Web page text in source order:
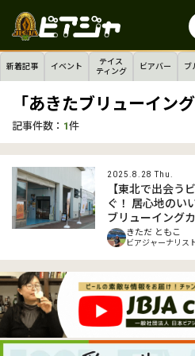
新着記事 イベント
テイス
ティング
ビアバー ブ
「あきたブリューイン
記事件数： 1件
2025.8.28 Thu.
【東北で出会う
ぐ！ 居心地のい
ブリューイング
きただ ともこ
ビアジャーナリス